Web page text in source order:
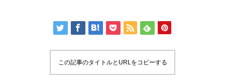
この記事のタイトルとURLをコピーする